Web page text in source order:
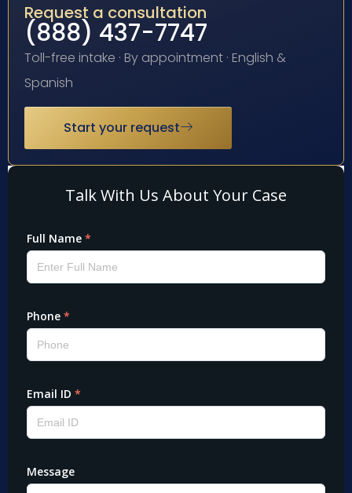
Request a consultation
(888) 437-7747
Toll-free intake · By appointment · English &
Spanish
Start your request